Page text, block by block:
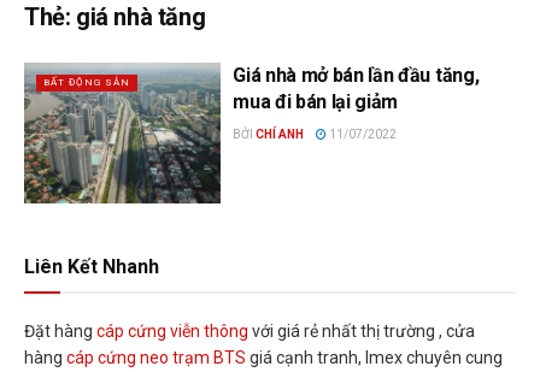
Thẻ: giá nhà tăng
BẤT ĐỘNG SẢN
Giá nhà mở bán lần đầu tăng,
mua đi bán lại giảm
BỞI CHÍ ANH 11/07/2022
Liên Kết Nhanh
Đặt hàng cáp cứng viễn thông với giá rẻ nhất thị trường , cửa
hàng cáp cứng neo trạm BTS giá cạnh tranh, Imex chuyên cung